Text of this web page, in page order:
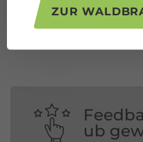
ub
ZUR